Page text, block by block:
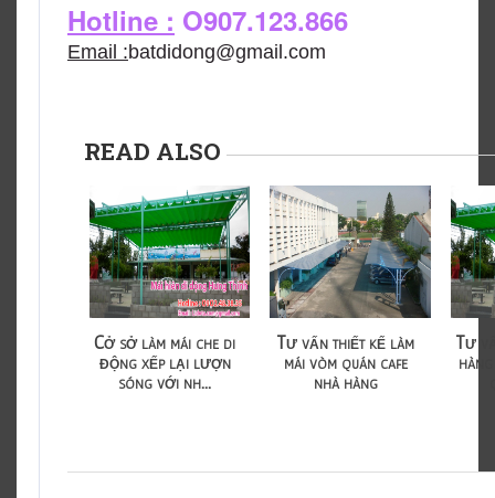
Hotline : O907.123.866
Email :batdidong@gmail.com
READ ALSO
Cở sở làm mái che di
động xếp lại lượn
sóng với nh...
Tư vấn thiết kế làm
mái vòm quán cafe
nhà hàng
Tư